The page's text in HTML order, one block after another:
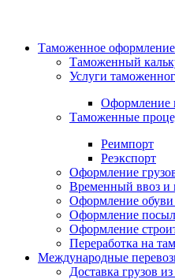
Таможенное оформление
Таможенный
Услуги
Оформление
Таможенные
Реимпорт
Реэкспорт
Оформление
Временный ввоз и
Оформление
Оформление
Оформление
Переработка на
Международные
Доставка грузов